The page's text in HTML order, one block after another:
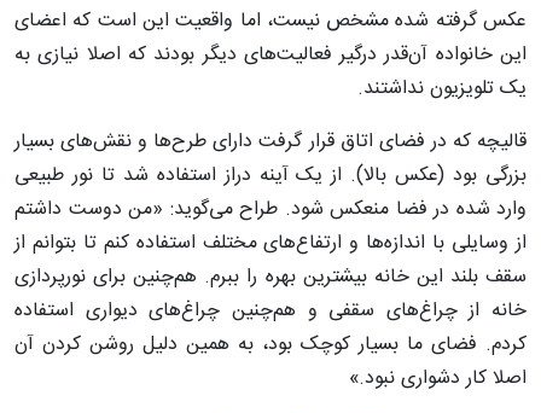
عکس گرفته شده مشخص نیست، اما واقعیت این است که اعضای
این خانواده آن‌قدر درگیر فعالیت‌های دیگر بودند که اصلا نیازی به
یک تلویزیون نداشتند.
قالیچه که در فضای اتاق قرار گرفت دارای طرح‌ها و نقش‌های بسیار
بزرگی بود (عکس بالا). از یک آینه دراز استفاده شد تا نور طبیعی
وارد شده در فضا منعکس شود. طراح می‌گوید:‌ «من دوست داشتم
از وسایلی با اندازه‌ها و ارتفاع‌های مختلف استفاده کنم تا بتوانم از
سقف بلند این خانه بیشترین بهره را ببرم. هم‌چنین برای نورپردازی
خانه از چراغ‌های سقفی و هم‌چنین چراغ‌های دیواری استفاده
کردم. فضای ما بسیار کوچک بود، به همین دلیل روشن کردن آن
اصلا کار دشواری نبود.»